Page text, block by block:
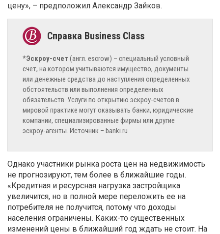
цену», – предположил Александр Зайков.
*Эскроу-счет (англ. escrow) – специальный условный
счет, на котором учитываются имущество, документы
или денежные средства до наступления определенных
обстоятельств или выполнения определенных
обязательств. Услуги по открытию эскроу-счетов в
мировой практике могут оказывать банки, юридические
компании, специализированные фирмы или другие
эскроу-агенты. Источник – banki.ru
Однако участники рынка роста цен на недвижимость
не прогнозируют, тем более в ближайшие годы.
«Кредитная и ресурсная нагрузка застройщика
увеличится, но в полной мере переложить ее на
потребителя не получится, потому что доходы
населения ограничены. Каких-то существенных
изменений цены в ближайший год ждать не стоит. На